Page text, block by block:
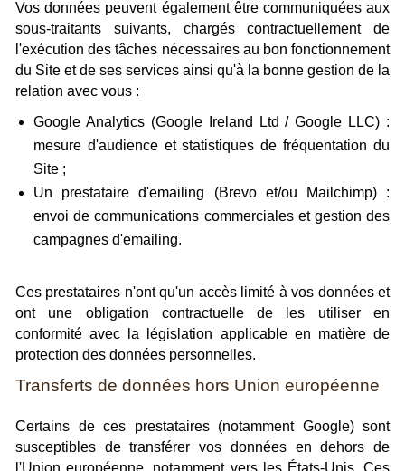
Vos données peuvent également être communiquées aux
sous-traitants suivants, chargés contractuellement de
l'exécution des tâches nécessaires au bon fonctionnement
du Site et de ses services ainsi qu'à la bonne gestion de la
relation avec vous :
Google Analytics (Google Ireland Ltd / Google LLC) :
mesure d'audience et statistiques de fréquentation du
Site ;
Un prestataire d'emailing (Brevo et/ou Mailchimp) :
envoi de communications commerciales et gestion des
campagnes d'emailing.
Ces prestataires n'ont qu'un accès limité à vos données et
ont une obligation contractuelle de les utiliser en
conformité avec la législation applicable en matière de
protection des données personnelles.
Transferts de données hors Union européenne
Certains de ces prestataires (notamment Google) sont
susceptibles de transférer vos données en dehors de
l'Union européenne, notamment vers les États-Unis. Ces